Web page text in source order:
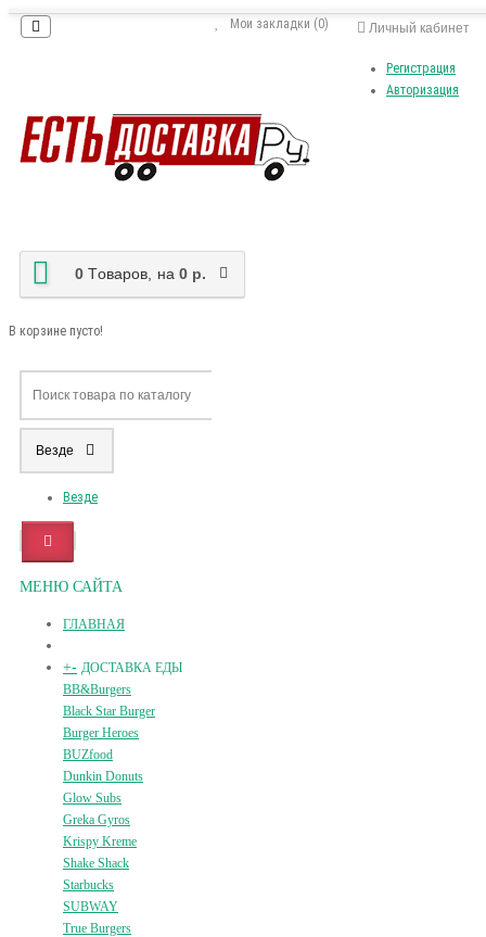
Личный кабинет
Регистрация
Авторизация
Мои закладки (0)
0 Tоваров, на 0 р.
В корзине пусто!
Везде
Везде
МЕНЮ САЙТА
ГЛАВНАЯ
+- ДОСТАВКА ЕДЫ
BB&Burgers
Black Star Burger
Burger Heroes
BUZfood
Dunkin Donuts
Glow Subs
Greka Gyros
Krispy Kreme
Shake Shack
Starbucks
SUBWAY
True Burgers